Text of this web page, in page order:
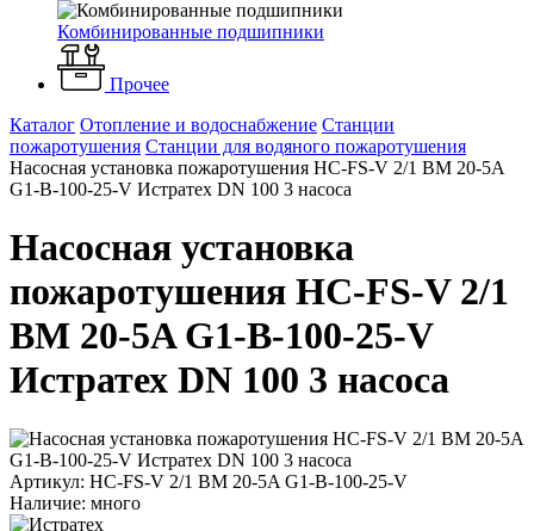
Комбинированные подшипники
Прочее
Каталог Отопление и водоснабжение Станции
пожаротушения Станции для водяного пожаротушения
Насосная установка пожаротушения HC-FS-V 2/1 BM 20-5A
G1-B-100-25-V Истратех DN 100 3 насоса
Насосная установка
пожаротушения HC-FS-V 2/1
BM 20-5A G1-B-100-25-V
Истратех DN 100 3 насоса
Артикул: HC-FS-V 2/1 BM 20-5A G1-B-100-25-V
Наличие: много